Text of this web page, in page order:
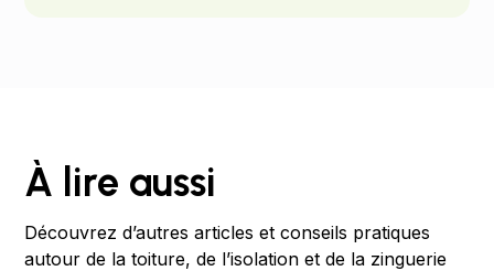
À lire aussi
Découvrez d’autres articles et conseils pratiques
autour de la toiture, de l’isolation et de la zinguerie